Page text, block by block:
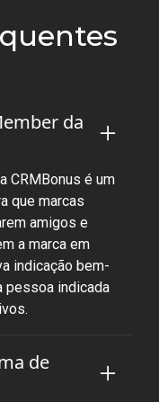
da
CRMBonus é um
que marcas
amigos e
a marca em
indicação bem-
pessoa indicada
de